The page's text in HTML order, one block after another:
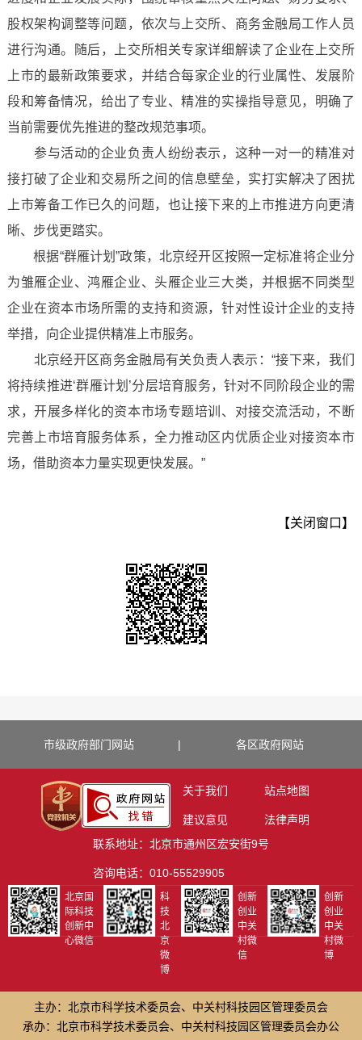
股权架构调整等问题，依次与上交所、商务金融局工作人员
进行沟通。随后，上交所相关专家详细解读了企业在上交所
上市的最新政策要求，并结合每家企业的行业属性、发展阶
段和筹备情况，给出了专业、精准的实操指导意见，明确了
当前需要优先推进的整改规范事项。
参与活动的企业负责人纷纷表示，这种一对一的精准对
接打破了企业和交易所之间的信息壁垒，实打实解决了困扰
上市筹备工作已久的问题，也让接下来的上市推进方向更清
晰、步伐更踏实。
根据“群雁计划”政策，北京经开区按照一定标准将企业分
为雏雁企业、鸿雁企业、头雁企业三大类，并根据不同类型
企业在资本市场所需的支持和资源，针对性设计企业的支持
举措，向企业提供精准上市服务。
北京经开区商务金融局有关负责人表示：“接下来，我们
将持续推进‘群雁计划’分层培育服务，针对不同阶段企业的需
求，开展多样化的资本市场专题培训、对接交流活动，不断
完善上市培育服务体系，全力推动区内优质企业对接资本市
场，借助资本力量实现更快发展。”
【关闭窗口】
市级政府部门网站 | 各区政府网站
关于我们 站点地图
建议意见
法律声明
联系地址：北京市通州区宏安街9号
咨询电话：010-55529905
北京国
际科技
创新中
心微信
科
技
北
京
微
博
创新
创业
中关
村微
信
创新
创业
中关
村微
博
主办：北京市科学技术委员会、中关村科技园区管理委员会
承办：北京市科学技术委员会、中关村科技园区管理委员会办公